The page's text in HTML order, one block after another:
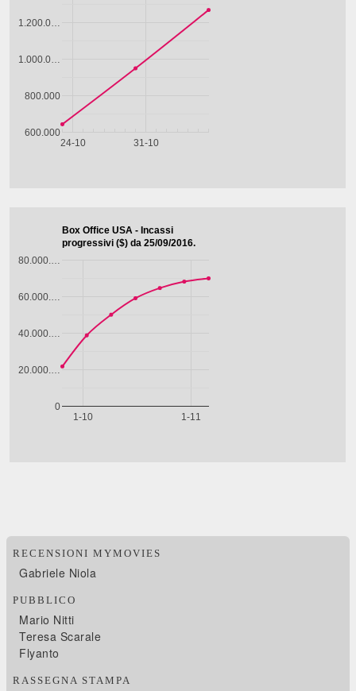
RECENSIONI MYMOVIES
Gabriele Niola
PUBBLICO
Mario Nitti
Teresa Scarale
Flyanto
RASSEGNA STAMPA